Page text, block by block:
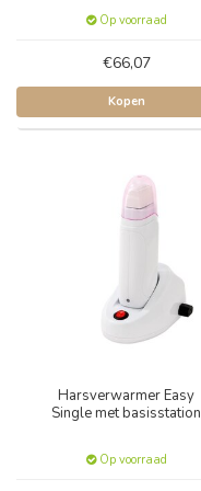
Op voorraad
€66,07
Kopen
Harsverwarmer Easy
Single met basisstation
Op voorraad